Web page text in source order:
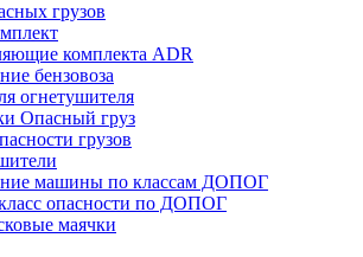
грузов
комплекта ADR
бензовоза
огнетушителя
Опасный груз
грузов
машины по классам ДОПОГ
опасности по ДОПОГ
маячки